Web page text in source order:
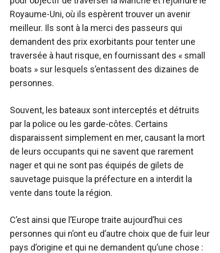
Royaume-Uni, où ils espèrent trouver un avenir
meilleur. Ils sont à la merci des passeurs qui
demandent des prix exorbitants pour tenter une
traversée à haut risque, en fournissant des « small
boats » sur lesquels s’entassent des dizaines de
personnes.
Souvent, les bateaux sont interceptés et détruits
par la police ou les garde-côtes. Certains
disparaissent simplement en mer, causant la mort
de leurs occupants qui ne savent que rarement
nager et qui ne sont pas équipés de gilets de
sauvetage puisque la préfecture en a interdit la
vente dans toute la région.
C’est ainsi que l’Europe traite aujourd’hui ces
personnes qui n’ont eu d’autre choix que de fuir leur
pays d’origine et qui ne demandent qu’une chose :